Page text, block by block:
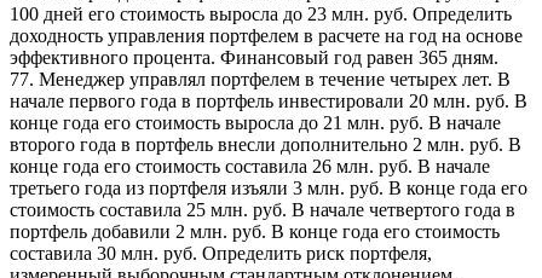
100 дней его стоимость выросла до 23 млн. руб. Определить
доходность управления портфелем в расчете на год на основе
эффективного процента. Финансовый год равен 365 дням.
77. Менеджер управлял портфелем в течение четырех лет. В
начале первого года в портфель инвестировали 20 млн. руб. В
конце года его стоимость выросла до 21 млн. руб. В начале
второго года в портфель внесли дополнительно 2 млн. руб. В
конце года его стоимость составила 26 млн. руб. В начале
третьего года из портфеля изъяли 3 млн. руб. В конце года его
стоимость составила 25 млн. руб. В начале четвертого года в
портфель добавили 2 млн. руб. В конце года его стоимость
составила 30 млн. руб. Определить риск портфеля,